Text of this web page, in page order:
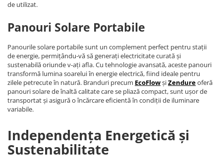
de utilizat.
Panouri Solare Portabile
Panourile solare portabile sunt un complement perfect pentru stații
de energie, permițându-vă să generați electricitate curată și
sustenabilă oriunde v-ați afla. Cu tehnologie avansată, aceste panouri
transformă lumina soarelui în energie electrică, fiind ideale pentru
zilele petrecute în natură. Branduri precum EcoFlowșiZendureoferă
panouri solare de înaltă calitate care se pliază compact, sunt ușor de
transportat și asigură o încărcare eficientă în condiții de iluminare
variabile.
Independența Energetică și
Sustenabilitate